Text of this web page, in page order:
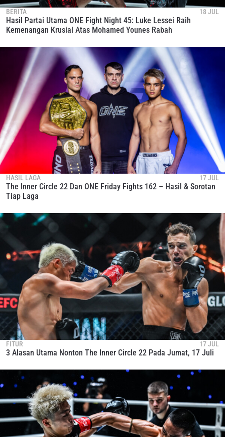
BERITA 18 JUL
Hasil Partai Utama ONE Fight Night 45: Luke Lessei Raih
Kemenangan Krusial Atas Mohamed Younes Rabah
HASIL LAGA 17 JUL
The Inner Circle 22 Dan ONE Friday Fights 162 – Hasil & Sorotan
Tiap Laga
FITUR 17 JUL
3 Alasan Utama Nonton The Inner Circle 22 Pada Jumat, 17 Juli